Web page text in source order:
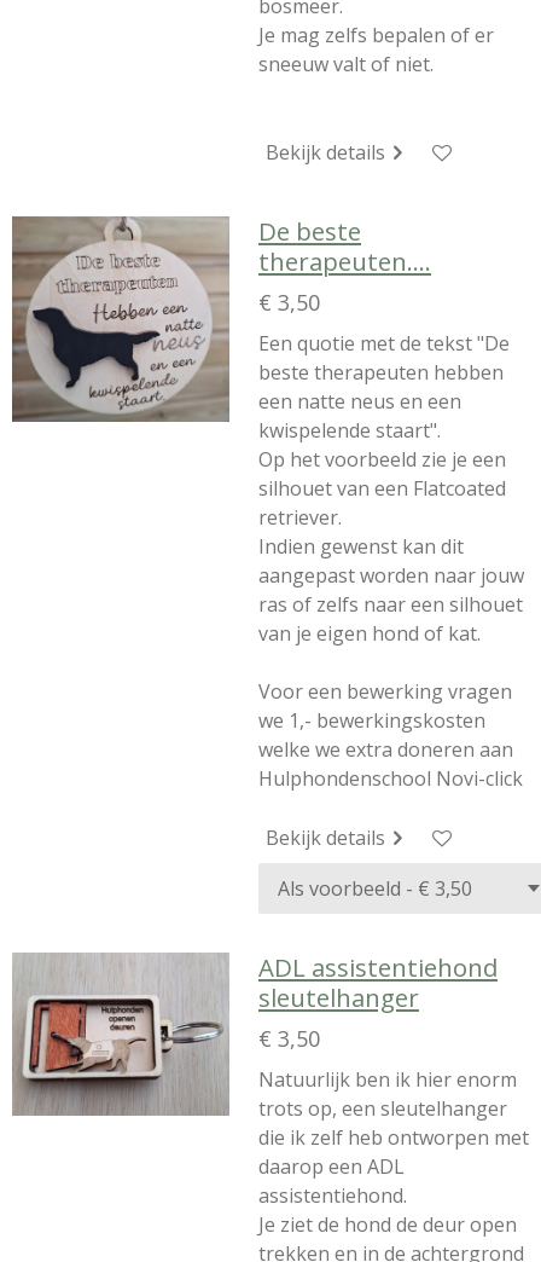
bosmeer.
Je mag zelfs bepalen of er
sneeuw valt of niet.
Bekijk details
De beste
therapeuten....
€ 3,50
Een quotie met de tekst "De
beste therapeuten hebben
een natte neus en een
kwispelende staart".
Op het voorbeeld zie je een
silhouet van een Flatcoated
retriever.
Indien gewenst kan dit
aangepast worden naar jouw
ras of zelfs naar een silhouet
van je eigen hond of kat.
Voor een bewerking vragen
we 1,- bewerkingskosten
welke we extra doneren aan
Hulphondenschool Novi-click
Bekijk details
ADL assistentiehond
sleutelhanger
€ 3,50
Natuurlijk ben ik hier enorm
trots op, een sleutelhanger
die ik zelf heb ontworpen met
daarop een ADL
assistentiehond.
Je ziet de hond de deur open
trekken en in de achtergrond